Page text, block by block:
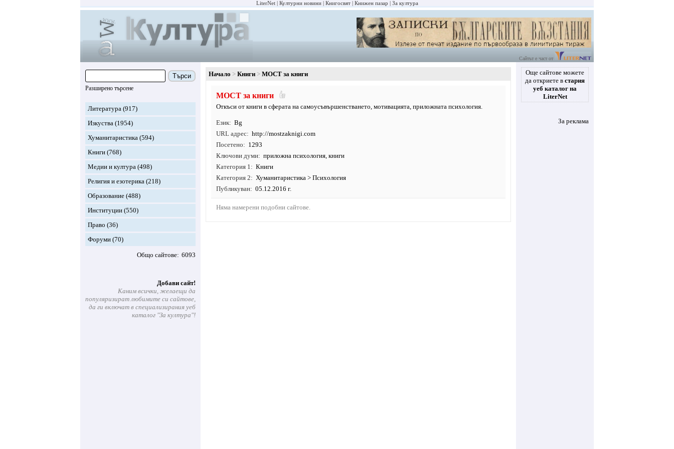
LiterNet Културни новини Книгосвят Книжен пазар За култура
Сайтът е част от
Търси
Разширено търсене
Литература (917)
Изкуства (1954)
Хуманитаристика (594)
Книги (768)
Медии и култура (498)
Религия и езотерика (218)
Образование (488)
Институции (550)
Право (36)
Форуми (70)
Общо сайтове 6093
Добави сайт!
Каним всички, желаещи да
популяризират любимите си сайтове,
да ги включат в специализирания уеб
каталог "За култура"!
Начало Книги МОСТ за книги
МОСТ за книги
Откъси от книги в сферата на самоусъвършенстването, мотивацията, приложната психология.
Език
Bg
URL адрес
http://mostzaknigi.com
Посетено
1293
Ключови думи
приложна психология, книги
Категория 1
Книги
Категория 2
Хуманитаристика > Психология
Публикуван
05.12.2016 г.
Няма намерени подобни сайтове.
Още сайтове можете
да откриете в стария
уеб каталог на
LiterNet
За реклама